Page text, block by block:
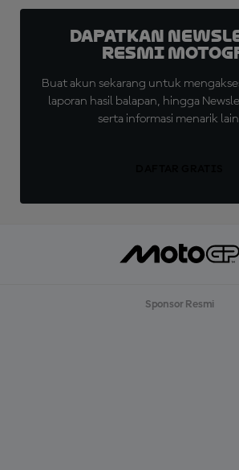
Dapatkan
Resmi
Buat akun sekarang untuk
laporan hasil balapan, hingga
serta informasi menarik
Sponsor Resmi